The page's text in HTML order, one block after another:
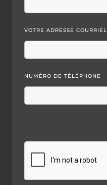
VOTRE ADRESSE COURRIEL
NUMÉRO DE TÉLÉPHONE